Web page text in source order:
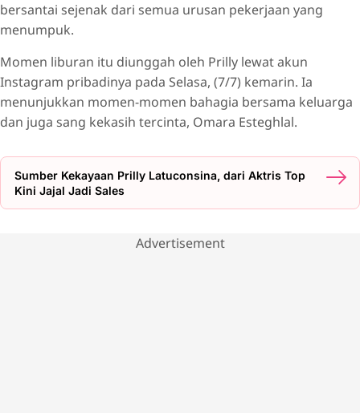
bersantai sejenak dari semua urusan pekerjaan yang
menumpuk.
Momen liburan itu diunggah oleh Prilly lewat akun
Instagram pribadinya pada Selasa, (7/7) kemarin. Ia
menunjukkan momen-momen bahagia bersama keluarga
dan juga sang kekasih tercinta, Omara Esteghlal.
Sumber Kekayaan Prilly Latuconsina, dari Aktris Top
Kini Jajal Jadi Sales
Advertisement